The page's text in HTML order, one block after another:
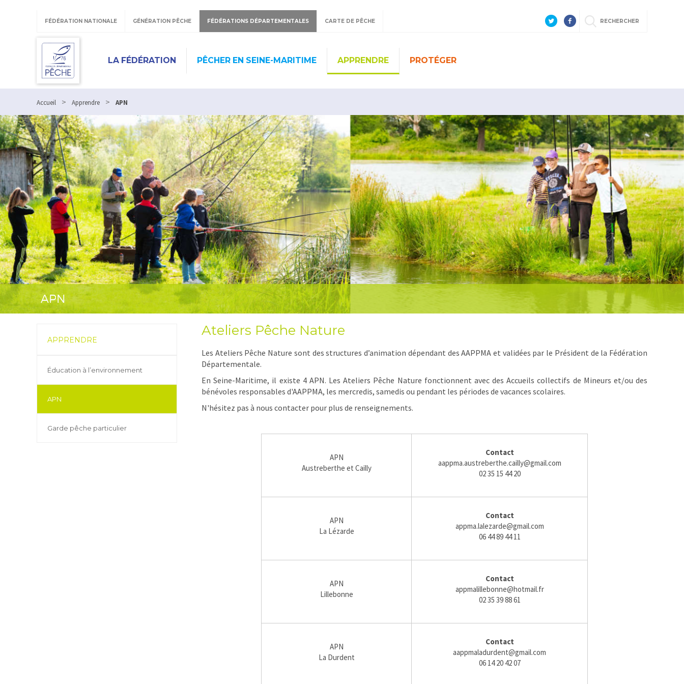
FÉDÉRATION NATIONALE GÉNÉRATION PÊCHE FÉDÉRATIONS DÉPARTEMENTALES CARTE DE PÊCHE RECHERCHER
LA FÉDÉRATION PÊCHER EN SEINE-MARITIME APPRENDRE PROTÉGER
Accueil > Apprendre > APN
APN
APPRENDRE
Éducation à l’environnement
APN
Garde pêche particulier
Ateliers Pêche Nature
Les Ateliers Pêche Nature sont des structures d’animation dépendant des AAPPMA et validées par le Président de la Fédération
Départementale.
En Seine-Maritime, il existe 4 APN. Les Ateliers Pêche Nature fonctionnent avec des Accueils collectifs de Mineurs et/ou des
bénévoles responsables d'AAPPMA, les mercredis, samedis ou pendant les périodes de vacances scolaires.
N'hésitez pas à nous contacter pour plus de renseignements.
APN
Austreberthe et Cailly
Contact
aappma.austreberthe.cailly@gmail.com
02 35 15 44 20
APN
La Lézarde
Contact
appma.lalezarde@gmail.com
06 44 89 44 11
APN
Lillebonne
Contact
appmalillebonne@hotmail.fr
02 35 39 88 61
APN
La Durdent
Contact
aappmaladurdent@gmail.com
06 14 20 42 07